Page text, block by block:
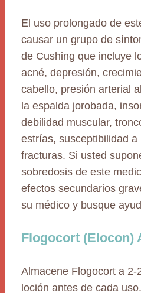
El uso prolongado de
causar un grupo de
de Cushing que incluye
acné, depresión,
cabello, presión arterial
la espalda jorobada,
debilidad muscular,
estrías, susceptibilidad a
fracturas. Si usted
sobredosis de este
efectos secundarios
su médico y busque
Flogocort (Elocon)
Almacene Flogocort a
loción antes de cada uso.